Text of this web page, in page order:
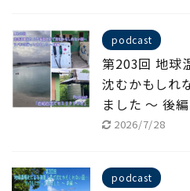
podcast
第203回 地球
沈むかもしれ
ました ～ 後
2026/7/28
podcast